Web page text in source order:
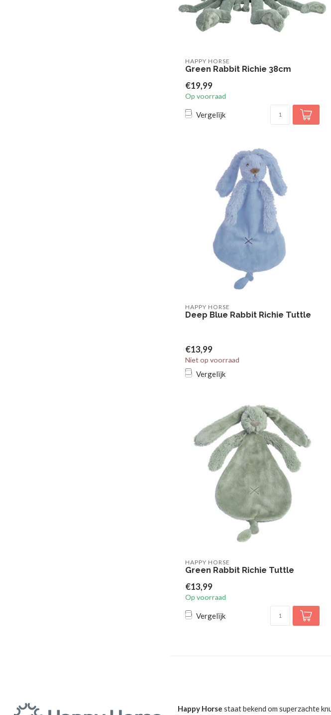
HAPPY HORSE
Green Rabbit Richie 38cm
€19,99
Op voorraad
Vergelijk
HAPPY HORSE
Deep Blue Rabbit Richie Tuttle
€13,99
Niet op voorraad
Vergelijk
HAPPY HORSE
Green Rabbit Richie Tuttle
€13,99
Op voorraad
Vergelijk
Happy Horse staat bekend om superzachte